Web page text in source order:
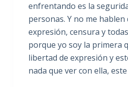
enfrentando es la
personas. Y no me
expresión, censura y
porque yo soy la primera
libertad de expresión y
nada que ver con ella,